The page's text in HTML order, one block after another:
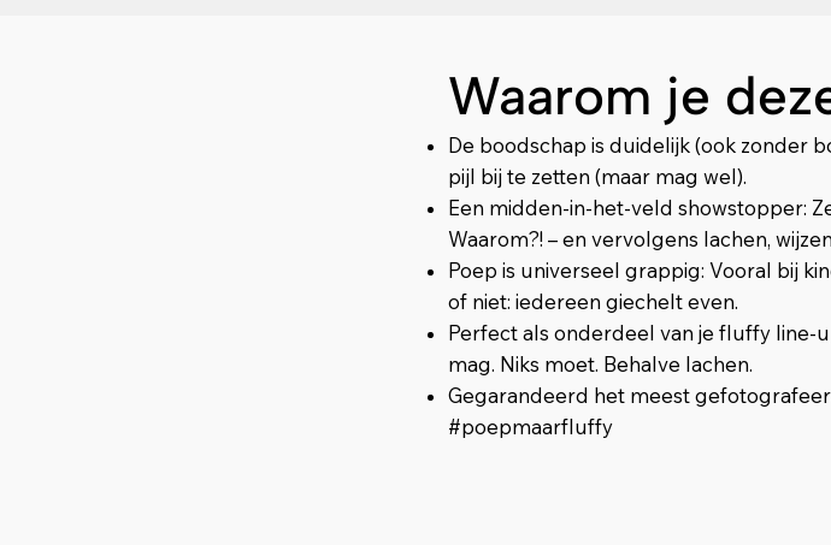
Waarom je
De boodschap is duidelijk (ook zonder
pijl bij te zetten (maar mag wel).
Een midden-in-het-veld showstopper:
Waarom?! – en vervolgens lachen,
Poep is universeel grappig: Vooral bij
of niet: iedereen giechelt even.
Perfect als onderdeel van je fluffy line-
mag. Niks moet. Behalve lachen.
Gegarandeerd het meest
#poepmaarfluffy